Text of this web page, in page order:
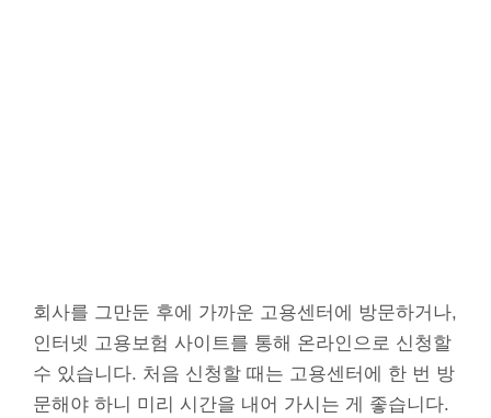
회사를 그만둔 후에 가까운 고용센터에 방문하거나,
인터넷 고용보험 사이트를 통해 온라인으로 신청할
수 있습니다. 처음 신청할 때는 고용센터에 한 번 방
문해야 하니 미리 시간을 내어 가시는 게 좋습니다.